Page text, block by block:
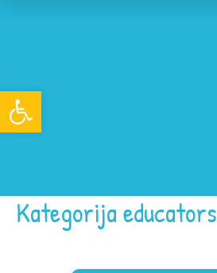
Kategorija educators
Open toolbar